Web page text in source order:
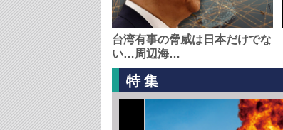
台湾有事の脅威は日本だけでな
い…周辺海…
特集